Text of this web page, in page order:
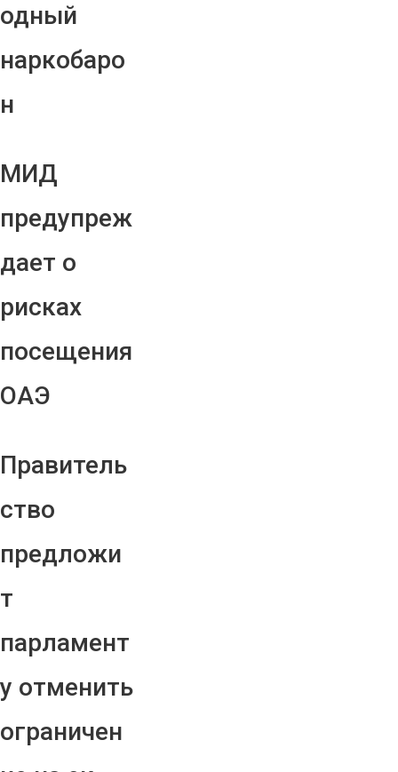
одный
наркобаро
н
МИД
предупреж
дает о
рисках
посещения
ОАЭ
Правитель
ство
предложи
т
парламент
у отменить
ограничен